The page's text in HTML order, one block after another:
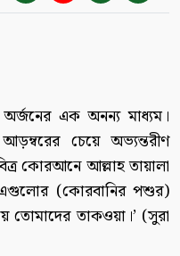
এক অনন্য মাধ্যম।
চেয়ে অভ্যন্তরীণ
কোরআনে আল্লাহ তায়ালা
এগুলোর (কোরবানির পশুর)
তোমাদের তাকওয়া।’ (সুরা